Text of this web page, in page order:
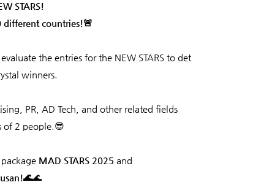
STARS!
different countries!🚨
the entries for the NEW STARS to det
winners.
PR, AD Tech, and other related fields
of 2 people.😎
MAD STARS 2025 and
🌊